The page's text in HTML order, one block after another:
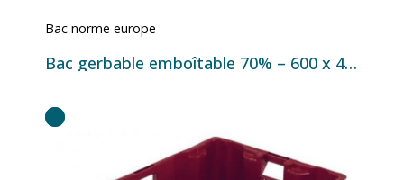
Bac norme europe
Bac gerbable emboîtable 70% – 600 x 400 x 170 mm – 26 litres